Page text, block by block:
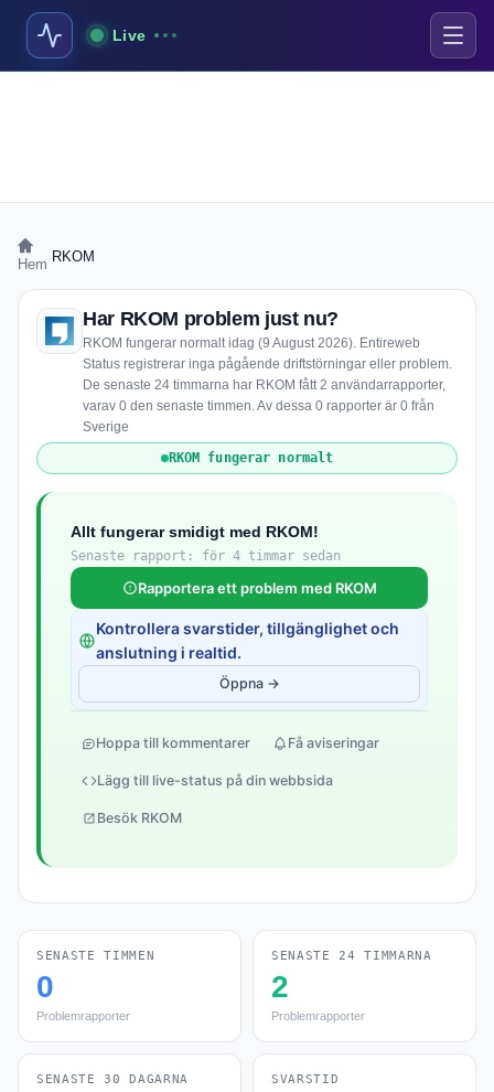
Live
Hem RKOM
Har RKOM problem just nu?
RKOM fungerar normalt idag (9 August 2026). Entireweb
Status registrerar inga pågående driftstörningar eller problem.
De senaste 24 timmarna har RKOM fått 2 användarrapporter,
varav 0 den senaste timmen. Av dessa 0 rapporter är 0 från
Sverige
RKOM fungerar normalt
Allt fungerar smidigt med RKOM!
Senaste rapport: för 4 timmar sedan
Rapportera ett problem med RKOM
Kontrollera svarstider, tillgänglighet och
anslutning i realtid.
Öppna →
Hoppa till kommentarer Få aviseringar
Lägg till live-status på din webbsida
Besök RKOM
SENASTE TIMMEN
0
Problemrapporter
SENASTE 24 TIMMARNA
2
Problemrapporter
SENASTE 30 DAGARNA SVARSTID